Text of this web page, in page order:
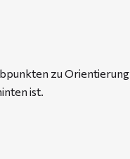
zu Orientierung
ist.